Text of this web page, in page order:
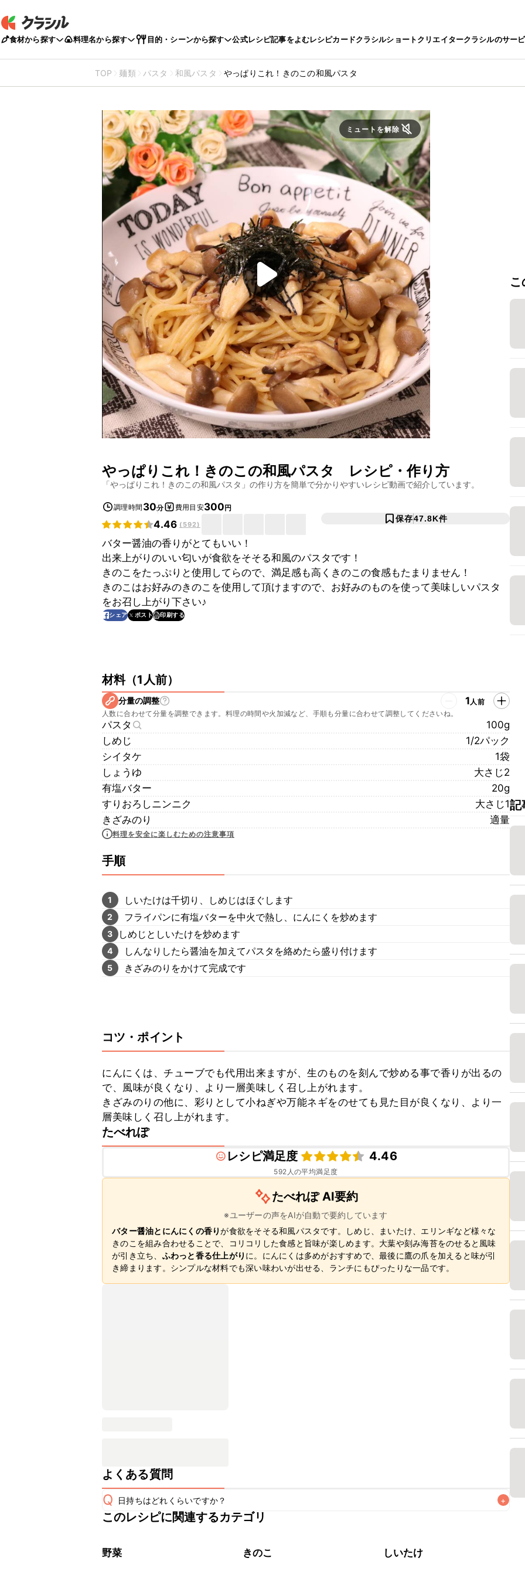
食材から探す 料理名から探す 目的・シーンから探す 公式レシピ記事をよむレシピカードクラシルショートクリエイタークラシルのサー
TOP 麺類 パスタ 和風パスタ やっぱりこれ！きのこの和風パスタ
ミュートを解除
やっぱりこれ！きのこの和風パスタ レシピ・作り方
「やっぱりこれ！きのこの和風パスタ 」の作り方を簡単で分かりやすいレシピ動画で紹介しています。
調理時間 30分 費用目安300円
4.46 ( 592)
保存47.8K件
バター醤油の香りがとてもいい！
出来上がりのいい匂いが食欲をそそる和風のパスタです！
きのこをたっぷりと使用してらので、満足感も高くきのこの食感もたまりません！
きのこはお好みのきのこを使用して頂けますので、お好みのものを使って美味しいパスタ
をお召し上がり下さい♪
シェア ポスト 印刷する
材料（1人前）
分量の調整 1人前
人数に合わせて分量を調整できます。料理の時間や火加減など、手順も分量に合わせて調整してくださいね。
パスタ
100g
しめじ
1/2パック
シイタケ
1袋
しょうゆ
大さじ2
有塩バター
20g
すりおろしニンニク
大さじ1
きざみのり
適量
料理を安全に楽しむための注意事項
手順
1 しいたけは千切り、しめじはほぐします
2 フライパンに有塩バターを中火で熱し、にんにくを炒めます
3 しめじとしいたけを炒めます
4 しんなりしたら醤油を加えてパスタを絡めたら盛り付けます
5 きざみのりをかけて完成です
コツ・ポイント
にんにくは、チューブでも代用出来ますが、生のものを刻んで炒める事で香りが出るの
で、風味が良くなり、より一層美味しく召し上がれます。
きざみのりの他に、彩りとして小ねぎや万能ネギをのせても見た目が良くなり、より一
層美味しく召し上がれます。
たべれぽ
レシピ満足度
4.46
592 人の平均満足度
たべれぽ AI要約
※ユーザーの声をAIが自動で要約しています
バター醤油とにんにくの香りが食欲をそそる和風パスタです。しめじ、まいたけ、エリンギなど様々な
きのこを組み合わせることで、コリコリした食感と旨味が楽しめます。大葉や刻み海苔をのせると風味
が引き立ち、 ふわっと香る仕上がり に。にんにくは多めがおすすめで、最後に鷹の爪を加えると味が引
き締まります。シンプルな材料でも深い味わいが出せる、ランチにもぴったりな一品です。
よくある質問
Q 日持ちはどれくらいですか？ +
こちらのレシピは出来たてをお召し上がりいただくことをおすすめします。
※日持ちは目安です。
このレシピに関連するカテゴリ
野菜 きのこ しいたけ
記